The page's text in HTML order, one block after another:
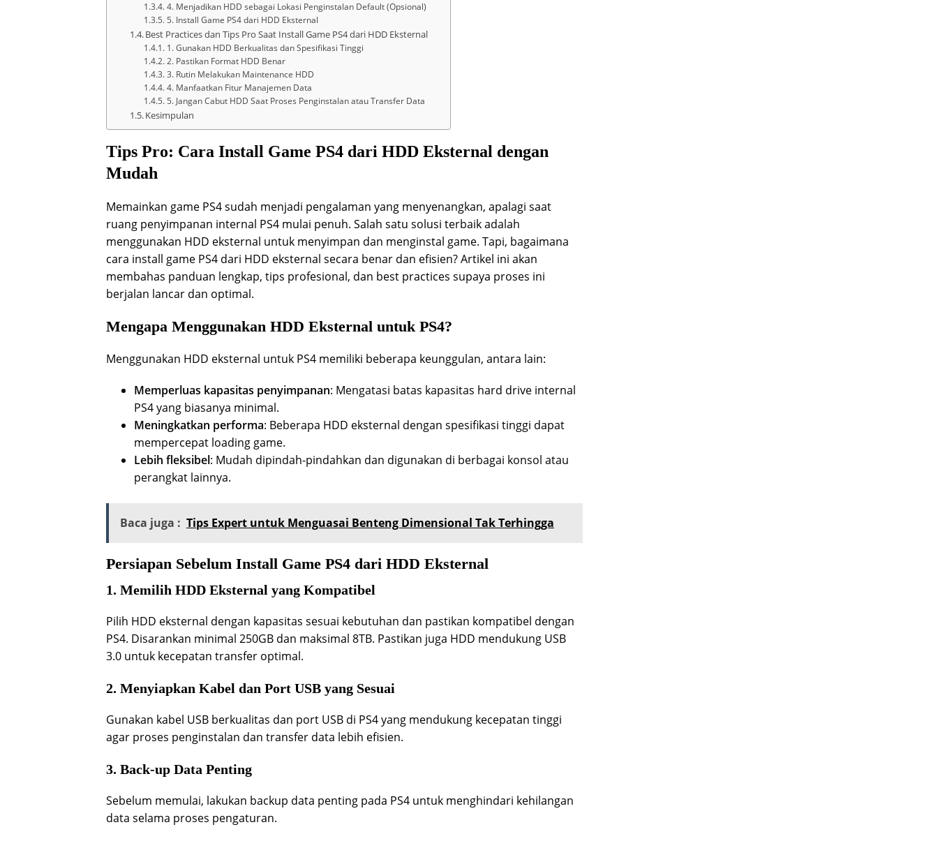
4. Menjadikan HDD sebagai Lokasi Penginstalan Default (Opsional)
5. Install Game PS4 dari HDD Eksternal
Best Practices dan Tips Pro Saat Install Game PS4 dari HDD Eksternal
1. Gunakan HDD Berkualitas dan Spesifikasi Tinggi
2. Pastikan Format HDD Benar
3. Rutin Melakukan Maintenance HDD
4. Manfaatkan Fitur Manajemen Data
5. Jangan Cabut HDD Saat Proses Penginstalan atau Transfer Data
Kesimpulan
Tips Pro: Cara Install Game PS4 dari HDD Eksternal dengan
Mudah
Memainkan game PS4 sudah menjadi pengalaman yang menyenangkan, apalagi saat
ruang penyimpanan internal PS4 mulai penuh. Salah satu solusi terbaik adalah
menggunakan HDD eksternal untuk menyimpan dan menginstal game. Tapi, bagaimana
cara install game PS4 dari HDD eksternal secara benar dan efisien? Artikel ini akan
membahas panduan lengkap, tips profesional, dan best practices supaya proses ini
berjalan lancar dan optimal.
Mengapa Menggunakan HDD Eksternal untuk PS4?
Menggunakan HDD eksternal untuk PS4 memiliki beberapa keunggulan, antara lain:
Memperluas kapasitas penyimpanan: Mengatasi batas kapasitas hard drive internal
PS4 yang biasanya minimal.
Meningkatkan performa: Beberapa HDD eksternal dengan spesifikasi tinggi dapat
mempercepat loading game.
Lebih fleksibel: Mudah dipindah-pindahkan dan digunakan di berbagai konsol atau
perangkat lainnya.
Baca juga : Tips Expert untuk Menguasai Benteng Dimensional Tak Terhingga
Persiapan Sebelum Install Game PS4 dari HDD Eksternal
1. Memilih HDD Eksternal yang Kompatibel
Pilih HDD eksternal dengan kapasitas sesuai kebutuhan dan pastikan kompatibel dengan
PS4. Disarankan minimal 250GB dan maksimal 8TB. Pastikan juga HDD mendukung USB
3.0 untuk kecepatan transfer optimal.
2. Menyiapkan Kabel dan Port USB yang Sesuai
Gunakan kabel USB berkualitas dan port USB di PS4 yang mendukung kecepatan tinggi
agar proses penginstalan dan transfer data lebih efisien.
3. Back-up Data Penting
Sebelum memulai, lakukan backup data penting pada PS4 untuk menghindari kehilangan
data selama proses pengaturan.